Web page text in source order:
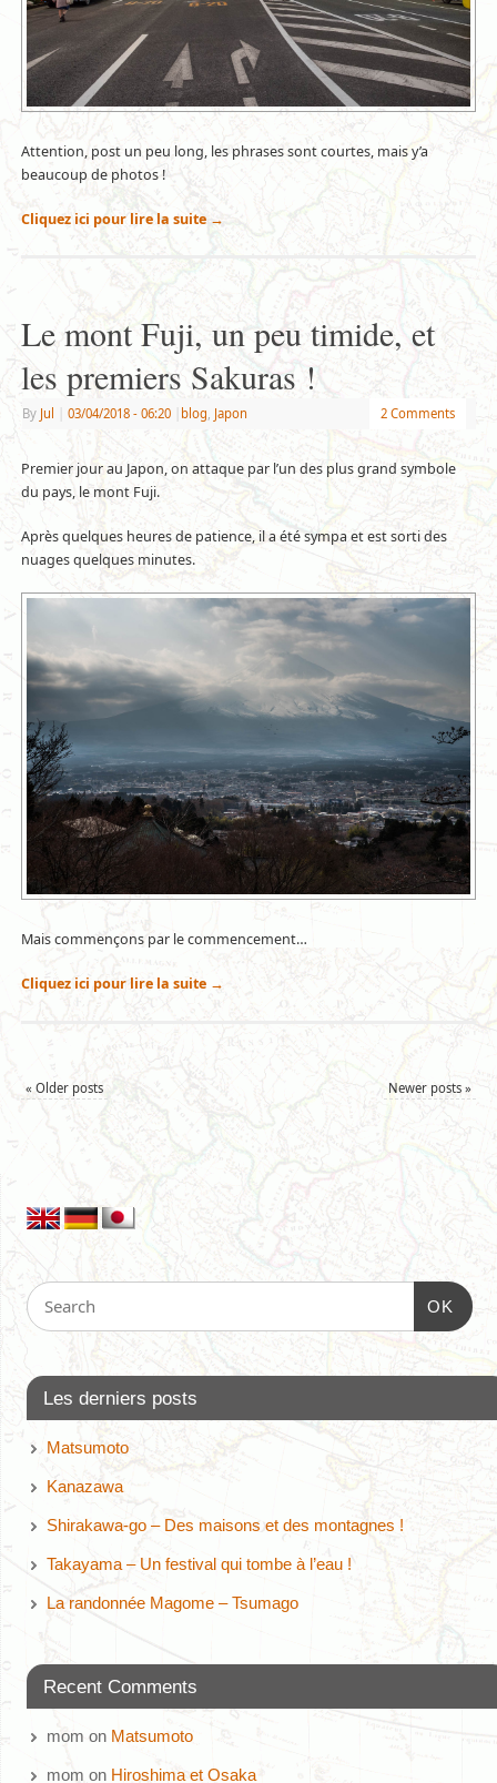
Attention, post un peu long, les phrases sont courtes, mais y’a
beaucoup de photos !
Cliquez ici pour lire la suite →
Le mont Fuji, un peu timide, et
les premiers Sakuras !
By Jul 03/04/2018 - 06:20 blog, Japon 2 Comments
Premier jour au Japon, on attaque par l’un des plus grand symbole
du pays, le mont Fuji.
Après quelques heures de patience, il a été sympa et est sorti des
nuages quelques minutes.
Mais commençons par le commencement…
Cliquez ici pour lire la suite →
« Older posts Newer posts»
OK
Les derniers posts
Matsumoto
Kanazawa
Shirakawa-go – Des maisons et des montagnes !
Takayama – Un festival qui tombe à l’eau !
La randonnée Magome – Tsumago
Recent Comments
mom on Matsumoto
mom on Hiroshima et Osaka